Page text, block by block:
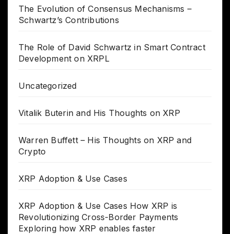
The Evolution of Consensus Mechanisms –
Schwartz’s Contributions
The Role of David Schwartz in Smart Contract
Development on XRPL
Uncategorized
Vitalik Buterin and His Thoughts on XRP
Warren Buffett – His Thoughts on XRP and
Crypto
XRP Adoption & Use Cases
XRP Adoption & Use Cases How XRP is
Revolutionizing Cross-Border Payments
Exploring how XRP enables faster